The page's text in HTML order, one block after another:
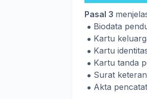
Pasal 3
Biodata
Kartu
Kartu
Kartu tanda
Surat
Akta